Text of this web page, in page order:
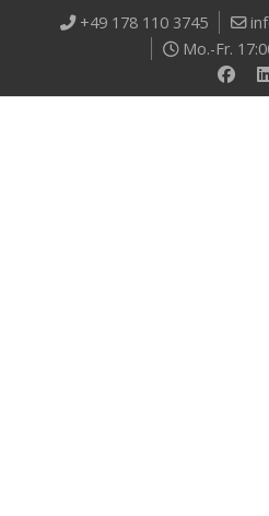
+49 178 110 3745
Mo.-Fr.